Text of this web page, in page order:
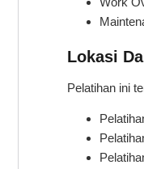
Lokasi
Pelatihan ini